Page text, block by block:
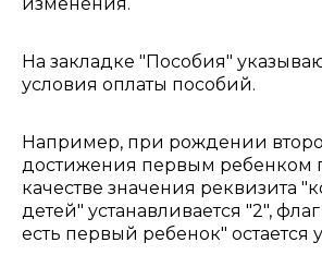
На закладке "Пособия"
условия оплаты пособий.
Например, при рождении
достижения первым ребенком
качестве значения реквизита
детей" устанавливается "2",
есть первый ребенок" остается